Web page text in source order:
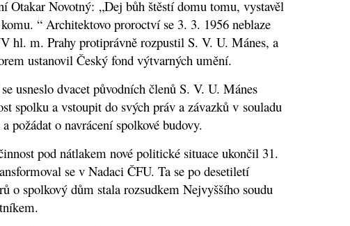
Otakar Novotný: „Dej bůh štěstí domu tomu, vystavěl
“ Architektovo proroctví se 3. 3. 1956 neblaze
hl. m. Prahy protiprávně rozpustil S. V. U. Mánes, a
ustanovil Český fond výtvarných umění.
usneslo dvacet původních členů S. V. U. Mánes
spolku a vstoupit do svých práv a závazků v souladu
požádat o navrácení spolkové budovy.
pod nátlakem nové politické situace ukončil 31.
se v Nadaci ČFU. Ta se po desetiletí
o spolkový dům stala rozsudkem Nejvyššího soudu